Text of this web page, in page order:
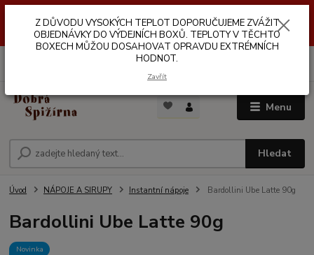
VÝDEJNÍCH BOXŮ. TEPLOTA V TĚCHTO BOXECH MŮŽE DOSAHOVAT
OPRAVDU EXTRÉMNÍCH HODNOT.
Menu
Hledat
Úvod NÁPOJE A SIRUPY Instantní nápoje Bardollini Ube Latte 90g
Bardollini Ube Latte 90g
Novinka
Z DŮVODU VYSOKÝCH TEPLOT DOPORUČUJEME ZVÁŽIT
OBJEDNÁVKY DO VÝDEJNÍCH BOXŮ. TEPLOTY V TĚCHTO
BOXECH MŮŽOU DOSAHOVAT OPRAVDU EXTRÉMNÍCH
HODNOT.
Zavřít